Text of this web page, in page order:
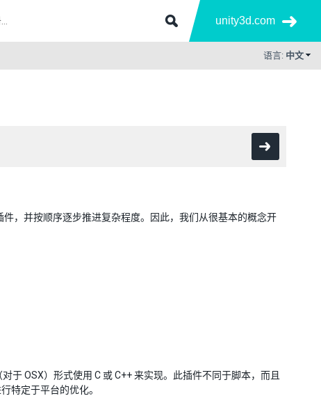
unity3d.com
语言: 中文
，并按顺序逐步推进复杂程度。因此，我们从很基本的概念开
于 OSX）形式使用 C 或 C++ 来实现。此插件不同于脚本，而且
特定于平台的优化。